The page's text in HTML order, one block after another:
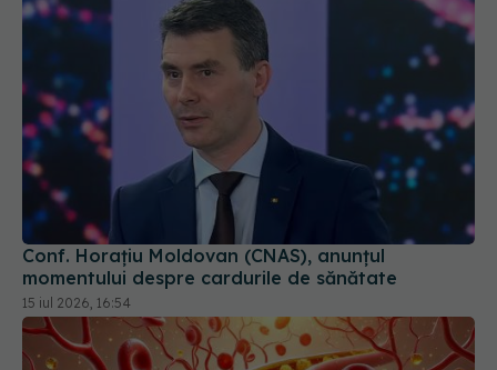
Conf. Horațiu Moldovan (CNAS), anunțul
momentului despre cardurile de sănătate
15 iul 2026, 16:54